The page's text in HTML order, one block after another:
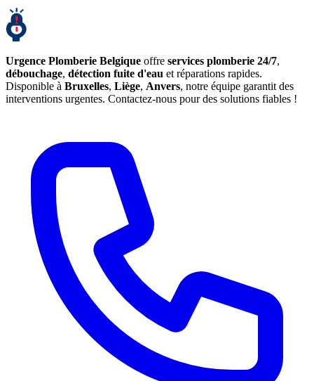
Urgence Plomberie Belgique offre services plomberie 24/7,
débouchage, détection fuite d'eau et réparations rapides.
Disponible à Bruxelles, Liège, Anvers, notre équipe garantit des
interventions urgentes. Contactez-nous pour des solutions fiables !